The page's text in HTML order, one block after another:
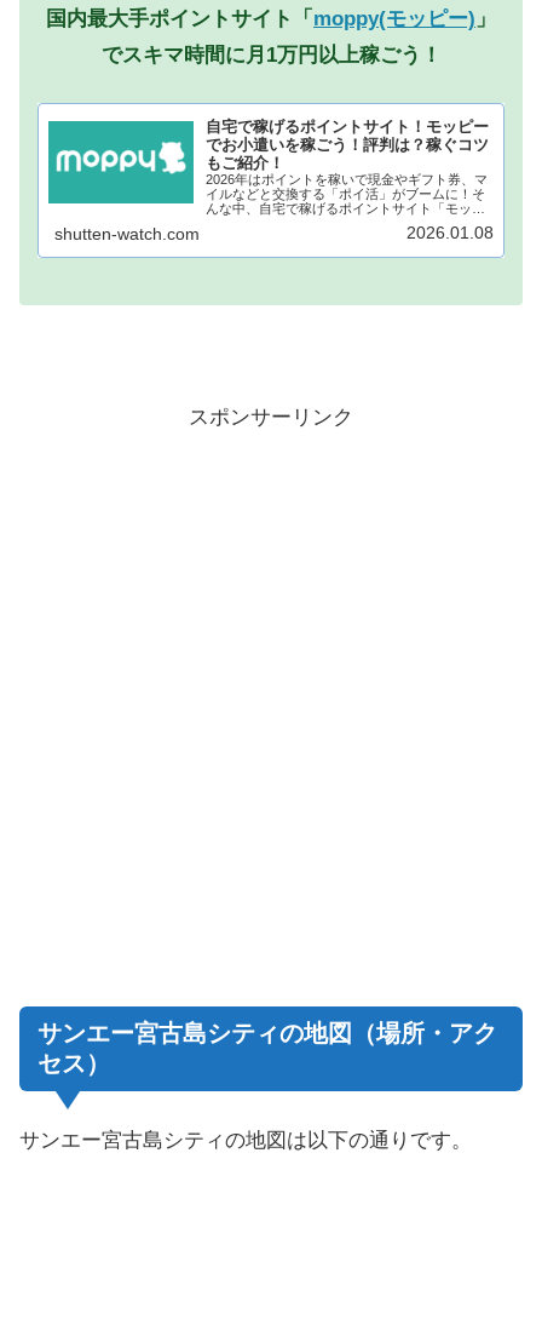
国内最大手ポイントサイト「 moppy(モッピー) 」
でスキマ時間に月1万円以上稼ごう！
自宅で稼げるポイントサイト！モッピー
でお小遣いを稼ごう！評判は？稼ぐコツ
もご紹介！
2026年はポイントを稼いで現金やギフト券、マ
イルなどと交換する「ポイ活」がブームに！そ
んな中、自宅で稼げるポイントサイト「モッピ
自宅でポイントを稼げば、あなたも月1万円稼ぐ
shutten-watch.com 2026.01.08
スポンサーリンク
サンエー宮古島シティの地図（場所・アク
セス）
サンエー宮古島シティの地図は以下の通りです。